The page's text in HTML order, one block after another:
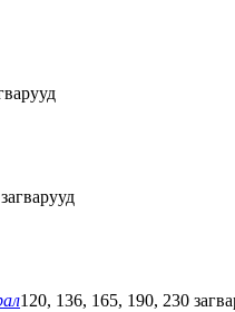
120, 136, 165, 190, 230